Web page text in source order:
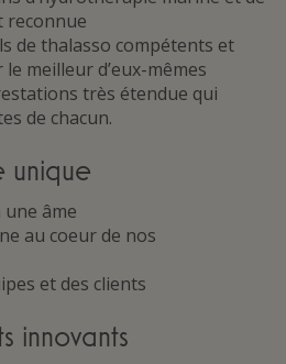
reconnue
de thalasso compétents et
meilleur d’eux-mêmes
très étendue qui
de chacun.
unique
âme
au coeur de nos
et des clients
innovants